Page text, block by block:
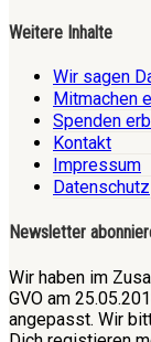
Weitere Inhalte
Wir sagen
Mitmachen
Spenden
Kontakt
Impressum
Datenschutz
Newsletter
Wir haben im
GVO am
angepasst. Wir